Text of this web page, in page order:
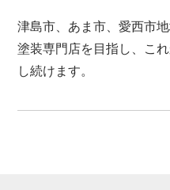
津島市、あま市、愛西市
塗装専門店を目指し、こ
し続けます。